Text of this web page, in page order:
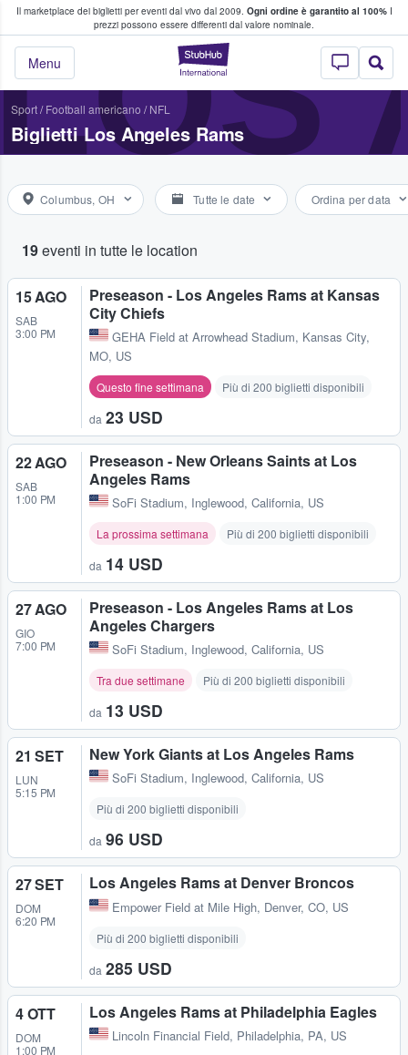
Il marketplace dei biglietti per eventi dal vivo dal 2009. Ogni ordine è garantito al 100%I
prezzi possono essere differenti dal valore nominale.
StubHub - Dove
Menu
fan comprano e vendono biglietti
Sport/ Football americano / NFL
Biglietti Los Angeles Rams
Columbus, OH Tutte le date Ordina per data
19eventi in tutte le location
15 AGO
SAB
3:00 PM
Preseason - Los Angeles Rams at Kansas
City Chiefs
GEHA Field at Arrowhead Stadium, Kansas City,
MO, US
Questo fine settimana Più di 200 biglietti disponibili
da 23 USD
22 AGO
SAB
1:00 PM
Preseason - New Orleans Saints at Los
Angeles Rams
SoFi Stadium, Inglewood, California, US
La prossima settimana Più di 200 biglietti disponibili
da 14 USD
27 AGO
GIO
7:00 PM
Preseason - Los Angeles Rams at Los
Angeles Chargers
SoFi Stadium, Inglewood, California, US
Tra due settimane Più di 200 biglietti disponibili
da 13 USD
21 SET
LUN
5:15 PM
New York Giants at Los Angeles Rams
SoFi Stadium, Inglewood, California, US
Più di 200 biglietti disponibili
da 96 USD
27 SET
DOM
6:20 PM
Los Angeles Rams at Denver Broncos
Empower Field at Mile High, Denver, CO, US
Più di 200 biglietti disponibili
da 285 USD
4 OTT
DOM
1:00 PM
Los Angeles Rams at Philadelphia Eagles
Lincoln Financial Field, Philadelphia, PA, US